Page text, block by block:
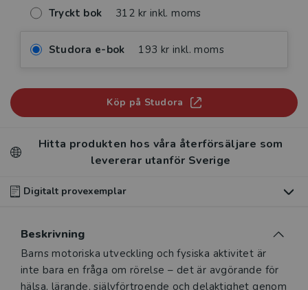
Tryckt bok 312 kr inkl. moms
Studora e-bok 193 kr inkl. moms
Köp på Studora
Hitta produkten hos våra återförsäljare som
levererar utanför Sverige
Digitalt provexemplar
digitalt provexemplar av den här produkten
Våra digitala provexemplar tillhandahålls via Studora.se
och ger dig tillgång till boken under 180 dagar. Observera
Beskrivning
Beskrivning
Barns motoriska utveckling och fysiska aktivitet är
inte bara en fråga om rörelse – det är avgörande för
hälsa, lärande, självförtroende och delaktighet genom